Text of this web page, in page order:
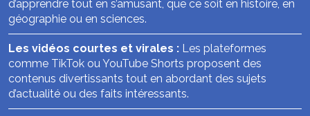
d’apprendre tout en s’amusant, que ce soit en histoire, en
géographie ou en sciences.
Les vidéos courtes et virales : Les plateformes
comme TikTok ou YouTube Shorts proposent des
contenus divertissants tout en abordant des sujets
d’actualité ou des faits intéressants.